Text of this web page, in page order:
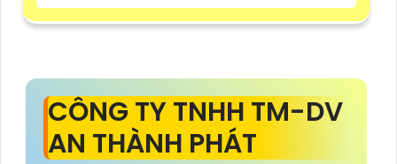
CÔNG TY TNHH TM-DV
AN THÀNH PHÁT